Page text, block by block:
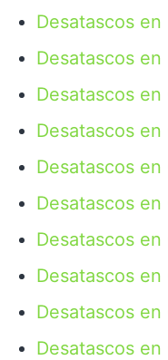
Desatascos
Desatascos
Desatascos
Desatascos
Desatascos
Desatascos
Desatascos en
Desatascos en
Desatascos en
Desatascos